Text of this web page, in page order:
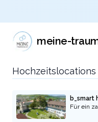
meine-
Hochzeitslocations
b_smart
Für ein